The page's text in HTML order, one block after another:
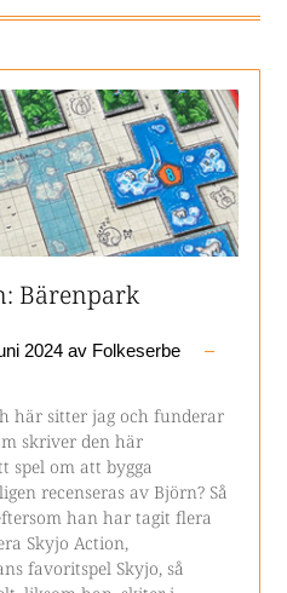
Bärenpark
2024 av Folkeserbe
här sitter jag och funderar
skriver den här
spel om att bygga
recenseras av Björn? Så
han har tagit flera
Skyjo Action,
favoritspel Skyjo, så